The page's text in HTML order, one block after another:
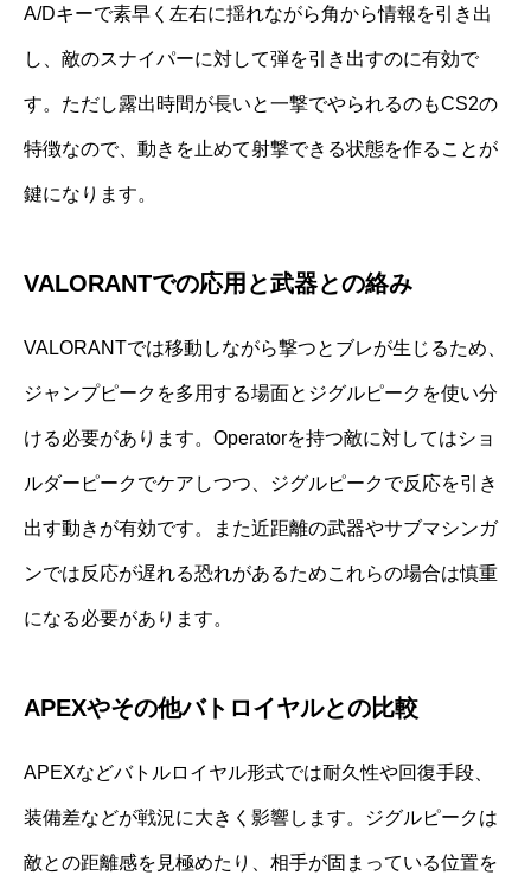
A/Dキーで素早く左右に揺れながら角から情報を引き出
し、敵のスナイパーに対して弾を引き出すのに有効で
す。ただし露出時間が長いと一撃でやられるのもCS2の
特徴なので、動きを止めて射撃できる状態を作ることが
鍵になります。
VALORANTでの応用と武器との絡み
VALORANTでは移動しながら撃つとブレが生じるため、
ジャンプピークを多用する場面とジグルピークを使い分
ける必要があります。Operatorを持つ敵に対してはショ
ルダーピークでケアしつつ、ジグルピークで反応を引き
出す動きが有効です。また近距離の武器やサブマシンガ
ンでは反応が遅れる恐れがあるためこれらの場合は慎重
になる必要があります。
APEXやその他バトロイヤルとの比較
APEXなどバトルロイヤル形式では耐久性や回復手段、
装備差などが戦況に大きく影響します。ジグルピークは
敵との距離感を見極めたり、相手が固まっている位置を